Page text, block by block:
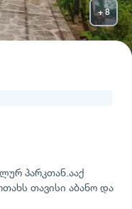
პარკთან.ააქ
თავისი აბანო და